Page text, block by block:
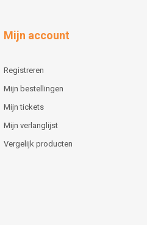
Mijn account
Registreren
Mijn bestellingen
Mijn tickets
Mijn verlanglijst
Vergelijk producten